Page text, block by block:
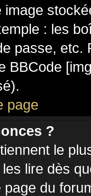
image
: les
passe, etc.
BBCode
page
?
le
lire dès
du